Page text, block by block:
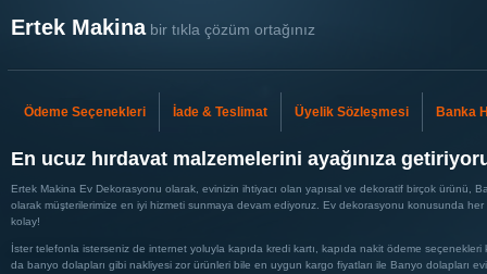
Ertek Makinabir tıkla çözüm ortağınız
Ödeme Seçenekleri İade & Teslimat Üyelik Sözleşmesi Banka
En ucuz hırdavat malzemelerini ayağınıza
Ertek Makina Ev Dekorasyonu olarak, evinizin ihtiyacı olan yapısal ve dekoratif birçok ürünü,
olarak müşterilerimize en iyi hizmeti sunmaya devam ediyoruz. Ev dekorasyonu konusunda
kolay!
İster telefonla isterseniz de internet yoluyla kapıda kredi kartı, kapıda nakit ödeme
da banyo dolapları gibi nakliyesi zor ürünleri bile en uygun kargo fiyatları ile Banyo dolapları